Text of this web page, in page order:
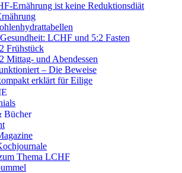
Ernährung ist keine Reduktionsdiät
LCHF und 5:2 Fasten
Frühstück
Mittag- und Abendessen
– Die Beweise
erklärt für Eilige
Bücher
Thema LCHF